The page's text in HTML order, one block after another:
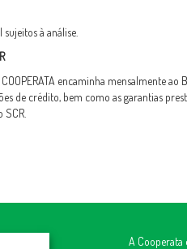
à análise.
encaminha mensalmente ao
de crédito, bem como as garantias
A Cooperata